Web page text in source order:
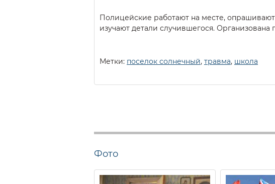
Полицейские работают на месте,
изучают детали случившегося. Организована
Метки: поселок солнечный, травма, школа
Фото